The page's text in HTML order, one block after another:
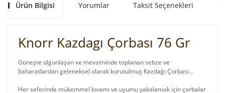
Ürün Bilgisi Yorumlar Taksit Seçenekleri
Knorr Kazdagı Çorbası 76 Gr
Güneşte olgunlaşan ve mevsiminde toplanan sebze ve
baharatlardan geleneksel olarak kurutulmuş Kazdağı Çorbası…
Her seferinde mükemmel kıvamı ve uyumu yakalamak için çorbalar